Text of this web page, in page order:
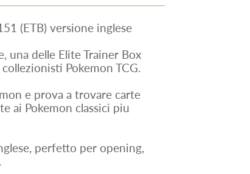
(ETB) versione inglese
una delle Elite Trainer Box
Pokemon TCG.
e prova a trovare carte
ai Pokemon classici piu
perfetto per opening,